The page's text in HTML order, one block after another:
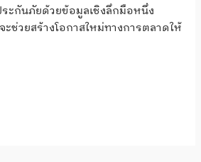
ะกันภัยด้วยข้อมูลเชิงลึกมือหนึ่ง
ช่วยสร้างโอกาสใหม่ทางการตลาดให้